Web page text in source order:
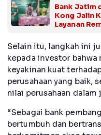
Bank Jatim
Kong Jalin
Layanan
Selain itu, langkah ini
kepada investor bahwa
keyakinan kuat
perusahaan yang baik,
nilai perusahaan dalam
“Sebagai bank
bertumbuh dan